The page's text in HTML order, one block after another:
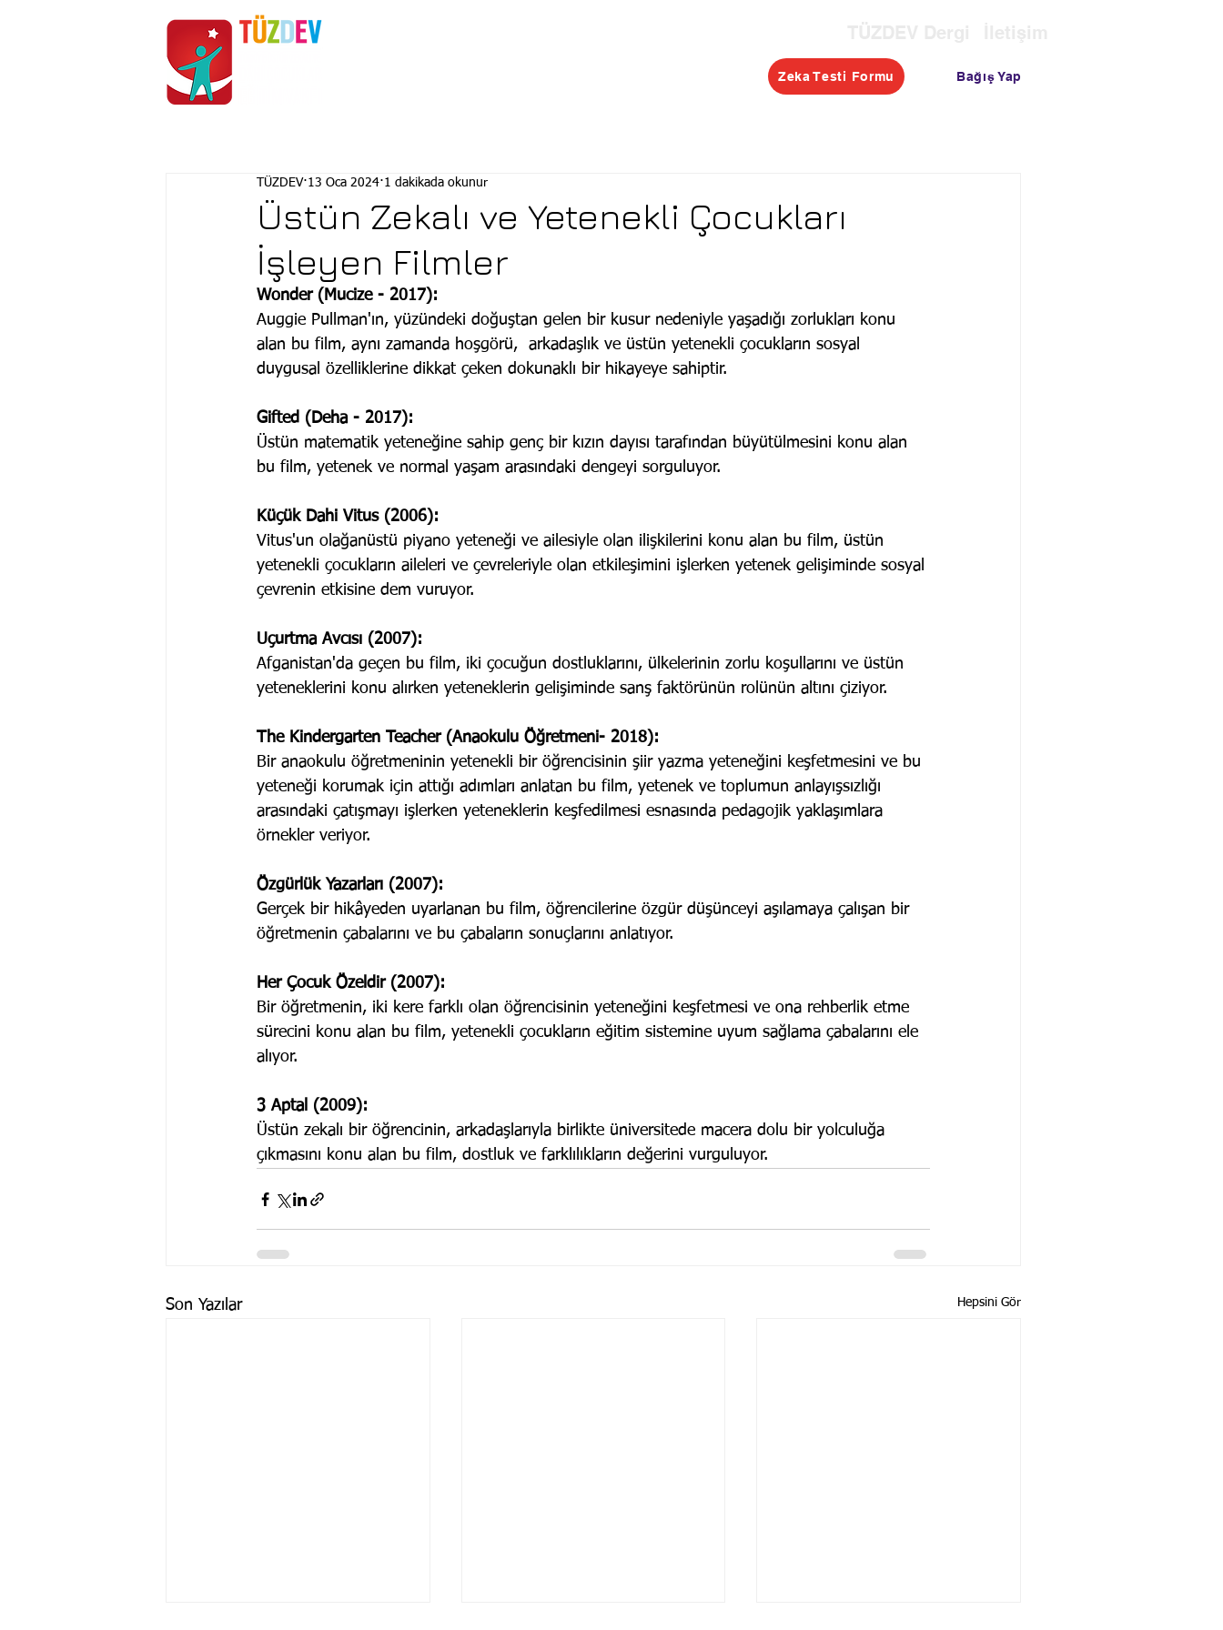
Zeka Testi Formu Bağış Yap
Üstün Zekalı ve Yetenekli Çocukları
İşleyen Filmler
TÜZDEV 13 Oca 2024 1 dakikada okunur
Wonder (Mucize - 2017):
Auggie Pullman'ın, yüzündeki doğuştan gelen bir kusur nedeniyle yaşadığı zorlukları konu
alan bu film, aynı zamanda hoşgörü,  arkadaşlık ve üstün yetenekli çocukların sosyal
duygusal özelliklerine dikkat çeken dokunaklı bir hikayeye sahiptir.
Gifted (Deha - 2017):
Üstün matematik yeteneğine sahip genç bir kızın dayısı tarafından büyütülmesini konu alan
bu film, yetenek ve normal yaşam arasındaki dengeyi sorguluyor.
Küçük Dahi Vitus (2006):
Vitus'un olağanüstü piyano yeteneği ve ailesiyle olan ilişkilerini konu alan bu film, üstün
yetenekli çocukların aileleri ve çevreleriyle olan etkileşimini işlerken yetenek gelişiminde sosyal
çevrenin etkisine dem vuruyor.
Uçurtma Avcısı (2007):
Afganistan'da geçen bu film, iki çocuğun dostluklarını, ülkelerinin zorlu koşullarını ve üstün
yeteneklerini konu alırken yeteneklerin gelişiminde sanş faktörünün rolünün altını çiziyor.
The Kindergarten Teacher (Anaokulu Öğretmeni- 2018):
Bir anaokulu öğretmeninin yetenekli bir öğrencisinin şiir yazma yeteneğini keşfetmesini ve bu
yeteneği korumak için attığı adımları anlatan bu film, yetenek ve toplumun anlayışsızlığı
arasındaki çatışmayı işlerken yeteneklerin keşfedilmesi esnasında pedagojik yaklaşımlara
örnekler veriyor.
Özgürlük Yazarları (2007):
Gerçek bir hikâyeden uyarlanan bu film, öğrencilerine özgür düşünceyi aşılamaya çalışan bir
öğretmenin çabalarını ve bu çabaların sonuçlarını anlatıyor.
Her Çocuk Özeldir (2007):
Bir öğretmenin, iki kere farklı olan öğrencisinin yeteneğini keşfetmesi ve ona rehberlik etme
sürecini konu alan bu film, yetenekli çocukların eğitim sistemine uyum sağlama çabalarını ele
alıyor.
3 Aptal (2009):
Üstün zekalı bir öğrencinin, arkadaşlarıyla birlikte üniversitede macera dolu bir yolculuğa
çıkmasını konu alan bu film, dostluk ve farklılıkların değerini vurguluyor.
Son Yazılar Hepsini Gör